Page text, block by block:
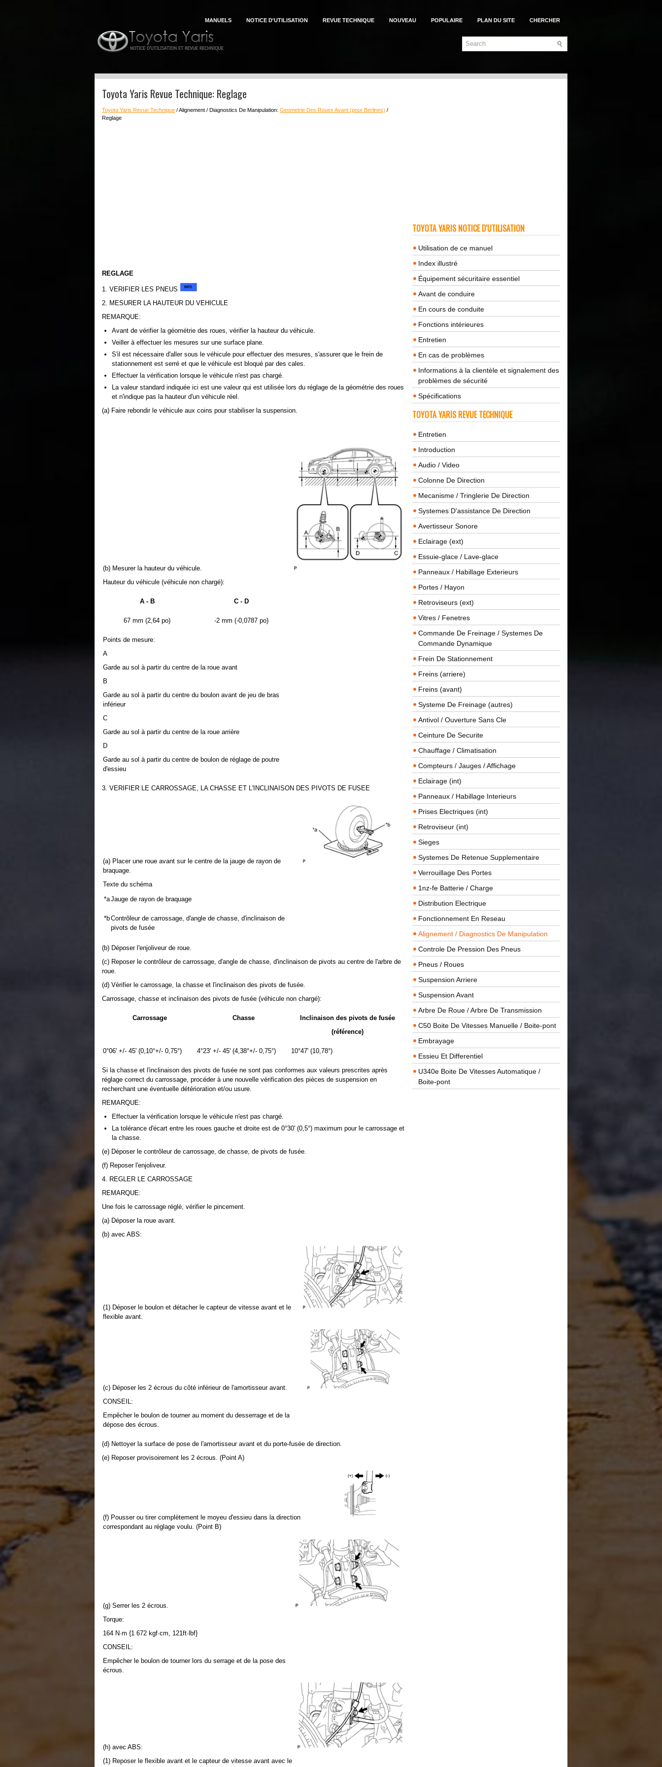
MANUELS NOTICE D'UTILISATION REVUE TECHNIQUE NOUVEAU POPULAIRE PLAN DU SITE CHERCHER
Toyota Yaris Revue Technique: Reglage
Toyota Yaris Revue Technique / Alignement / Diagnostics De Manipulation: Geometrie Des Roues Avant (pour Berlines) /
Reglage
REGLAGE
1. VERIFIER LES PNEUS
2. MESURER LA HAUTEUR DU VEHICULE
REMARQUE:
Avant de vérifier la géométrie des roues, vérifier la hauteur du véhicule.
Veiller à effectuer les mesures sur une surface plane.
S'il est nécessaire d'aller sous le véhicule pour effectuer des mesures, s'assurer que le frein de
stationnement est serré et que le véhicule est bloqué par des cales.
Effectuer la vérification lorsque le véhicule n'est pas chargé.
La valeur standard indiquée ici est une valeur qui est utilisée lors du réglage de la géométrie des roues
et n'indique pas la hauteur d'un véhicule réel.
(a) Faire rebondir le véhicule aux coins pour stabiliser la suspension.
(b) Mesurer la hauteur du véhicule.
Hauteur du véhicule (véhicule non chargé):
A - B C - D
67 mm (2,64 po) -2 mm (-0,0787 po)
Points de mesure:
A
Garde au sol à partir du centre de la roue avant
B
Garde au sol à partir du centre du boulon avant de jeu de bras
inférieur
C
Garde au sol à partir du centre de la roue arrière
D
Garde au sol à partir du centre de boulon de réglage de poutre
d'essieu
3. VERIFIER LE CARROSSAGE, LA CHASSE ET L'INCLINAISON DES PIVOTS DE FUSEE
(a) Placer une roue avant sur le centre de la jauge de rayon de
braquage.
Texte du schéma
*aJauge de rayon de braquage
*bContrôleur de carrossage, d'angle de chasse, d'inclinaison de
pivots de fusée
(b) Déposer l'enjoliveur de roue.
(c) Reposer le contrôleur de carrossage, d'angle de chasse, d'inclinaison de pivots au centre de l'arbre de
roue.
(d) Vérifier le carrossage, la chasse et l'inclinaison des pivots de fusée.
Carrossage, chasse et inclinaison des pivots de fusée (véhicule non chargé):
Carrossage Chasse
Inclinaison des pivots de fusée
(référence)
0°06' +/- 45' (0,10°+/- 0,75°) 4°23' +/- 45' (4,38°+/- 0,75°) 10°47' (10,78°)
Si la chasse et l'inclinaison des pivots de fusée ne sont pas conformes aux valeurs prescrites après
réglage correct du carrossage, procéder à une nouvelle vérification des pièces de suspension en
recherchant une éventuelle détérioration et/ou usure.
REMARQUE:
Effectuer la vérification lorsque le véhicule n'est pas chargé.
La tolérance d'écart entre les roues gauche et droite est de 0°30' (0,5°) maximum pour le carrossage et
la chasse.
(e) Déposer le contrôleur de carrossage, de chasse, de pivots de fusée.
(f) Reposer l'enjoliveur.
4. REGLER LE CARROSSAGE
REMARQUE:
Une fois le carrossage réglé, vérifier le pincement.
(a) Déposer la roue avant.
(b) avec ABS:
(1) Déposer le boulon et détacher le capteur de vitesse avant et le
flexible avant.
(c) Déposer les 2 écrous du côté inférieur de l'amortisseur avant.
CONSEIL:
Empêcher le boulon de tourner au moment du desserrage et de la
dépose des écrous.
(d) Nettoyer la surface de pose de l'amortisseur avant et du porte-fusée de direction.
(e) Reposer provisoirement les 2 écrous. (Point A)
(f) Pousser ou tirer complètement le moyeu d'essieu dans la direction
correspondant au réglage voulu. (Point B)
(g) Serrer les 2 écrous.
Torque:
164 N·m {1 672 kgf·cm, 121ft·lbf}
CONSEIL:
Empêcher le boulon de tourner lors du serrage et de la pose des
écrous.
(h) avec ABS:
(1) Reposer le flexible avant et le capteur de vitesse avant avec le
TOYOTA YARIS NOTICE D'UTILISATION
Utilisation de ce manuel
Index illustré
Équipement sécuritaire essentiel
Avant de conduire
En cours de conduite
Fonctions intérieures
Entretien
En cas de problèmes
Informations à la clientèle et signalement des
problèmes de sécurité
Spécifications
TOYOTA YARIS REVUE TECHNIQUE
Entretien
Introduction
Audio / Video
Colonne De Direction
Mecanisme / Tringlerie De Direction
Systemes D'assistance De Direction
Avertisseur Sonore
Eclairage (ext)
Essuie-glace / Lave-glace
Panneaux / Habillage Exterieurs
Portes / Hayon
Retroviseurs (ext)
Vitres / Fenetres
Commande De Freinage / Systemes De
Commande Dynamique
Frein De Stationnement
Freins (arriere)
Freins (avant)
Systeme De Freinage (autres)
Antivol / Ouverture Sans Cle
Ceinture De Securite
Chauffage / Climatisation
Compteurs / Jauges / Affichage
Eclairage (int)
Panneaux / Habillage Interieurs
Prises Electriques (int)
Retroviseur (int)
Sieges
Systemes De Retenue Supplementaire
Verrouillage Des Portes
1nz-fe Batterie / Charge
Distribution Electrique
Fonctionnement En Reseau
Alignement / Diagnostics De Manipulation
Controle De Pression Des Pneus
Pneus / Roues
Suspension Arriere
Suspension Avant
Arbre De Roue / Arbre De Transmission
C50 Boite De Vitesses Manuelle / Boite-pont
Embrayage
Essieu Et Differentiel
U340e Boite De Vitesses Automatique /
Boite-pont